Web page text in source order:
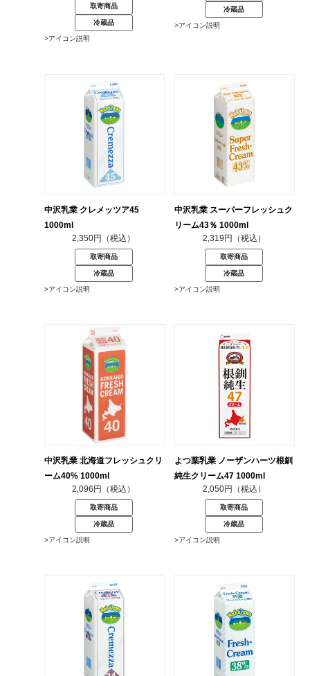
取寄商品
冷蔵品
>アイコン説明
冷蔵品
>アイコン説明
中沢乳業 クレメッツア45
1000ml
2,350円（税込）
取寄商品
冷蔵品
>アイコン説明
中沢乳業 スーパーフレッシュク
リーム43％ 1000ml
2,319円（税込）
取寄商品
冷蔵品
>アイコン説明
中沢乳業 北海道フレッシュクリ
ーム40% 1000ml
2,096円（税込）
取寄商品
冷蔵品
>アイコン説明
よつ葉乳業 ノーザンハーツ根釧
純生クリーム47 1000ml
2,050円（税込）
取寄商品
冷蔵品
>アイコン説明